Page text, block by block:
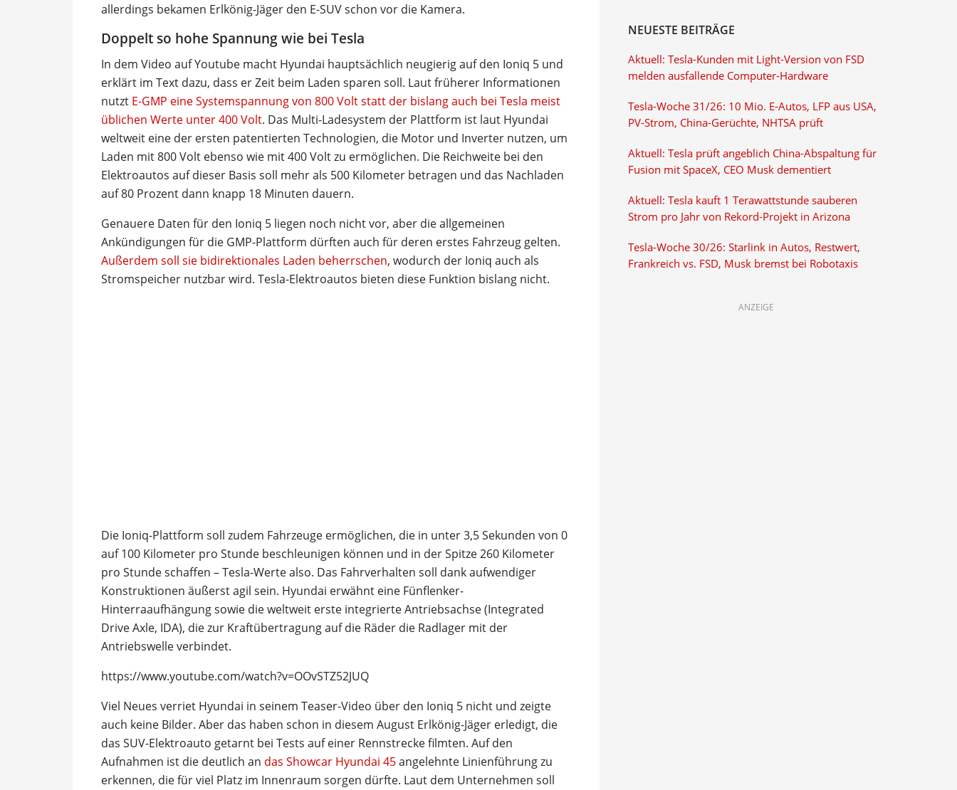
allerdings bekamen Erlkönig-Jäger den E-SUV schon vor die Kamera.
Doppelt so hohe Spannung wie bei Tesla
In dem Video auf Youtube macht Hyundai hauptsächlich neugierig auf den Ioniq 5 und
erklärt im Text dazu, dass er Zeit beim Laden sparen soll. Laut früherer Informationen
nutzt E-GMP eine Systemspannung von 800 Volt statt der bislang auch bei Tesla meist
üblichen Werte unter 400 Volt. Das Multi-Ladesystem der Plattform ist laut Hyundai
weltweit eine der ersten patentierten Technologien, die Motor und Inverter nutzen, um
Laden mit 800 Volt ebenso wie mit 400 Volt zu ermöglichen. Die Reichweite bei den
Elektroautos auf dieser Basis soll mehr als 500 Kilometer betragen und das Nachladen
auf 80 Prozent dann knapp 18 Minuten dauern.
Genauere Daten für den Ioniq 5 liegen noch nicht vor, aber die allgemeinen
Ankündigungen für die GMP-Plattform dürften auch für deren erstes Fahrzeug gelten.
Außerdem soll sie bidirektionales Laden beherrschen, wodurch der Ioniq auch als
Stromspeicher nutzbar wird. Tesla-Elektroautos bieten diese Funktion bislang nicht.
Die Ioniq-Plattform soll zudem Fahrzeuge ermöglichen, die in unter 3,5 Sekunden von 0
auf 100 Kilometer pro Stunde beschleunigen können und in der Spitze 260 Kilometer
pro Stunde schaffen – Tesla-Werte also. Das Fahrverhalten soll dank aufwendiger
Konstruktionen äußerst agil sein. Hyundai erwähnt eine Fünflenker-
Hinterraaufhängung sowie die weltweit erste integrierte Antriebsachse (Integrated
Drive Axle, IDA), die zur Kraftübertragung auf die Räder die Radlager mit der
Antriebswelle verbindet.
https://www.youtube.com/watch?v=OOvSTZ52JUQ
Viel Neues verriet Hyundai in seinem Teaser-Video über den Ioniq 5 nicht und zeigte
auch keine Bilder. Aber das haben schon in diesem August Erlkönig-Jäger erledigt, die
das SUV-Elektroauto getarnt bei Tests auf einer Rennstrecke filmten. Auf den
Aufnahmen ist die deutlich an das Showcar Hyundai 45angelehnte Linienführung zu
erkennen, die für viel Platz im Innenraum sorgen dürfte. Laut dem Unternehmen soll
NEUESTE BEITRÄGE
Aktuell: Tesla-Kunden mit Light-Version von FSD
melden ausfallende Computer-Hardware
Tesla-Woche 31/26: 10 Mio. E-Autos, LFP aus USA,
PV-Strom, China-Gerüchte, NHTSA prüft
Aktuell: Tesla prüft angeblich China-Abspaltung für
Fusion mit SpaceX, CEO Musk dementiert
Aktuell: Tesla kauft 1 Terawattstunde sauberen
Strom pro Jahr von Rekord-Projekt in Arizona
Tesla-Woche 30/26: Starlink in Autos, Restwert,
Frankreich vs. FSD, Musk bremst bei Robotaxis
ANZEIGE